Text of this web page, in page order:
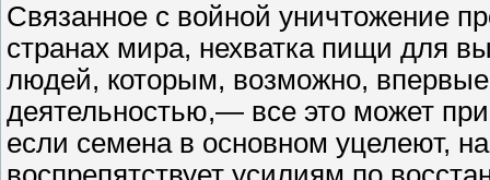
Связанное с войной уничтожение
странах мира, нехватка пищи для
людей, которым, возможно, впервые
деятельностью,— все это может
если семена в основном уцелеют,